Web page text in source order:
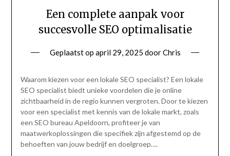
Een complete aanpak voor
succesvolle SEO optimalisatie
Geplaatst op april 29, 2025 doorChris
Waarom kiezen voor een lokale SEO specialist? Een lokale
SEO specialist biedt unieke voordelen die je online
zichtbaarheid in de regio kunnen vergroten. Door te kiezen
voor een specialist met kennis van de lokale markt, zoals
een SEO bureau Apeldoorn, profiteer je van
maatwerkoplossingen die specifiek zijn afgestemd op de
behoeften van jouw bedrijf en doelgroep….